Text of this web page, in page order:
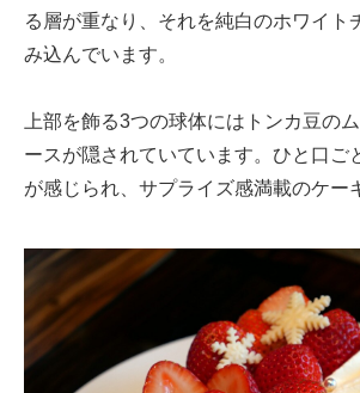
る層が重なり、それを純白のホワイト
み込んでいます。
上部を飾る3つの球体にはトンカ豆の
ースが隠されていています。ひと口ご
が感じられ、サプライズ感満載のケー